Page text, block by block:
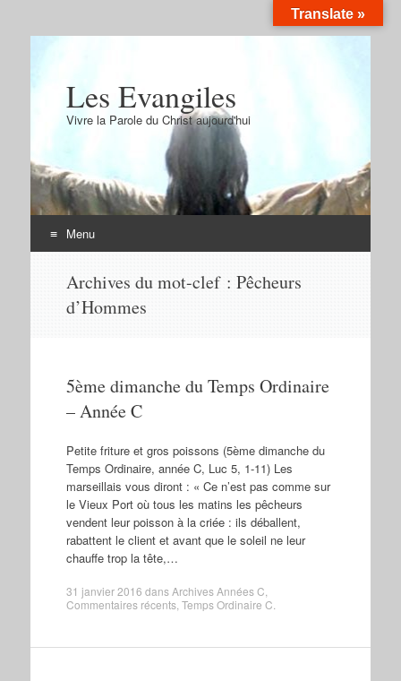
Les Evangiles
Vivre la Parole du Christ aujourd'hui
Menu
contenu
Archives du mot-clef : Pêcheurs
d’Hommes
5ème dimanche du Temps Ordinaire
– Année C
Petite friture et gros poissons (5ème dimanche du
Temps Ordinaire, année C, Luc 5, 1-11) Les
marseillais vous diront : « Ce n’est pas comme sur
le Vieux Port où tous les matins les pêcheurs
vendent leur poisson à la criée : ils déballent,
rabattent le client et avant que le soleil ne leur
chauffe trop la tête,…
31 janvier 2016 dansArchives Années C
Commentaires récents, Temps Ordinaire C
Translate »